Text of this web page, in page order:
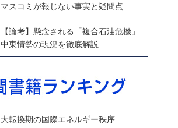
マスコミが報じない事実と疑問点
【論考】懸念される「複合石油危機」
中東情勢の現況を徹底解説
大転換期の国際エネルギー秩序